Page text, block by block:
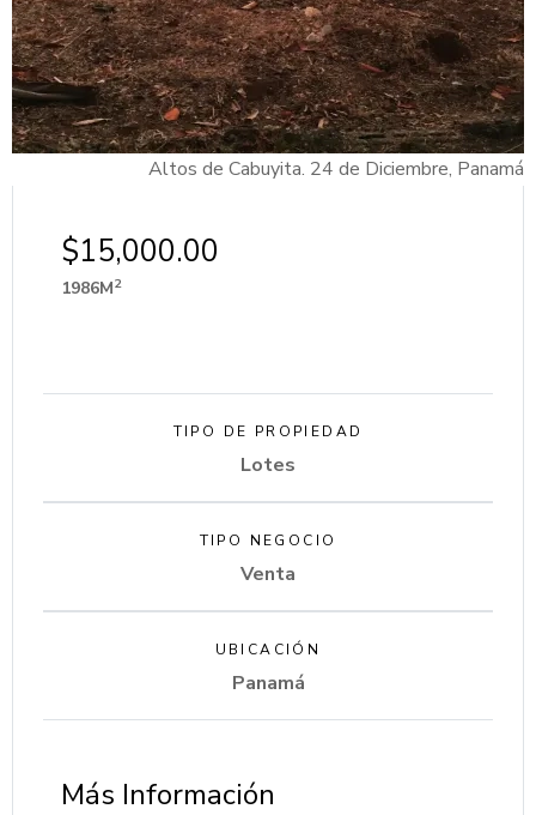
Altos de Cabuyita. 24 de Diciembre, Panamá
$15,000.00
1986M2
TIPO DE PROPIEDAD
Lotes
TIPO NEGOCIO
Venta
UBICACIÓN
Panamá
Más Información